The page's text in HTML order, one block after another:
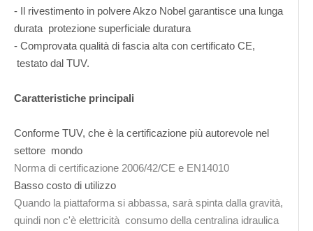
- Il rivestimento in polvere Akzo Nobel garantisce una lunga
durata protezione superficiale duratura
- Comprovata qualità di fascia alta con certificato CE,
testato dal TUV.
Caratteristiche principali
Conforme TUV, che è la certificazione più autorevole nel
settore mondo
Norma di certificazione 2006/42/CE e EN14010
Basso costo di utilizzo
Quando la piattaforma si abbassa, sarà spinta dalla gravità,
quindi non c'è elettricità consumo della centralina idraulica